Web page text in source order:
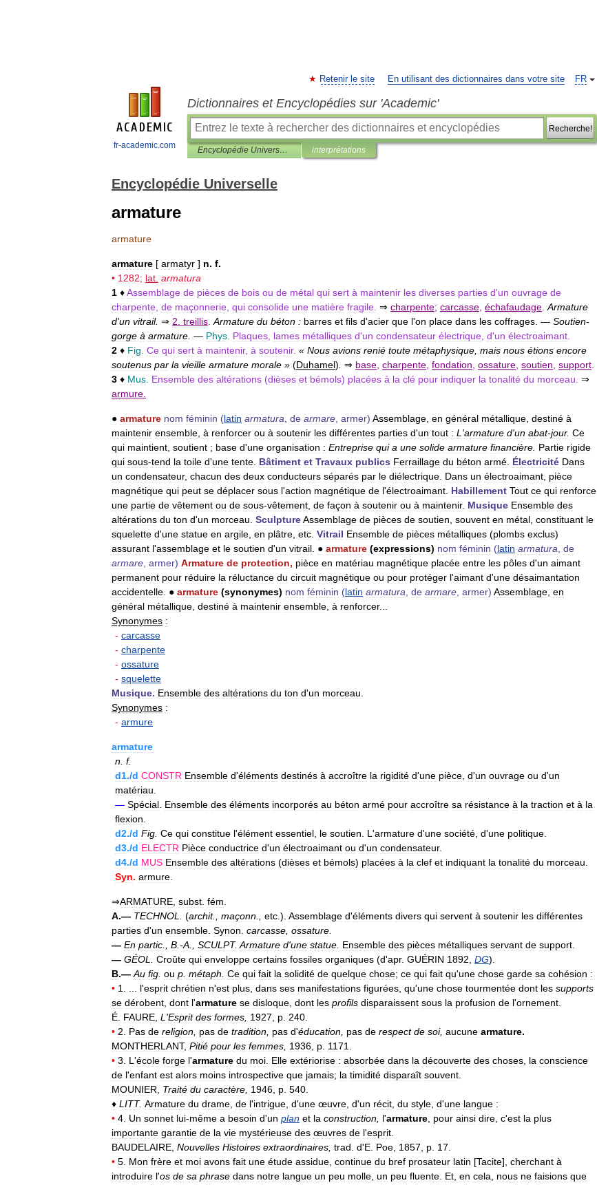
fr-academic.com
FR
Retenir le site En utilisant des dictionnaires dans votre site
Dictionnaires et Encyclopédies sur 'Academic'
Recherche!
Encyclopédie Universelle interprétations
Encyclopédie Universelle
armature
armature
armature [ armatyr ] n. f.
• 1282; lat armatura
1 ♦Assemblage de pièces de bois ou de métal qui sert à maintenir les diverses parties d'un ouvrage de
charpente de maçonnerie qui consolide une matière fragile ⇒ charpente; carcasse échafaudage Armature
d'un vitrail. ⇒ 2 treillis Armature du béton : barres et fils d'acier que l'on place dans les coffrages . — Soutien-
gorge à armature — Phys Plaques lames métalliques d'un condensateur électrique d'un électroaimant
2 ♦ Fig Ce qui sert à maintenir, à soutenir. « Nous avions renié toute métaphysique mais nous étions encore
soutenus par la vieille armature morale » (Duhamel) ⇒ base charpente fondation ossature soutien support
3 ♦ Mus Ensemble des altérations (dièses et bémols) placées à la clé pour indiquer la tonalité du morceau ⇒
armure
● armature nom féminin (latin armatura de armare armer) Assemblage en général métallique destiné à
maintenir ensemble à renforcer ou à soutenir les différentes parties d'un tout : L 'armature d'un abat-jour. Ce
qui maintient soutient ; base d'une organisation : Entreprise qui a une solide armature financière Partie rigide
qui sous-tend la toile d'une tente Bâtiment et Travaux publics Ferraillage du béton armé Électricité Dans
un condensateur, chacun des deux conducteurs séparés par le diélectrique Dans un électroaimant pièce
magnétique qui peut se déplacer sous l'action magnétique de l'électroaimant Habillement Tout ce qui renforce
une partie de vêtement ou de sous-vêtement de façon à soutenir ou à maintenir. Musique Ensemble des
altérations du ton d'un morceau SculptureAssemblage de pièces de soutien souvent en métal constituant le
squelette d'une statue en argile en plâtre etc Vitrail Ensemble de pièces métalliques (plombs exclus)
assurant l'assemblage et le soutien d'un vitrail ● armature (expressions) nom féminin (latin armatura de
armare armer) Armature de protection, pièce en matériau magnétique placée entre les pôles d'un aimant
permanent pour réduire la réluctance du circuit magnétique ou pour protéger l'aimant d'une désaimantation
accidentelle ● armature (synonymes) nom féminin (latin armatura de armare armer) Assemblage en
général métallique destiné à maintenir ensemble à renforcer...
Synonymes :
- carcasse
- charpente
- ossature
- squelette
Musique. Ensemble des altérations du ton d'un morceau
Synonymes :
- armure
armature
n f.
d1./d CONSTR Ensemble d'éléments destinés à accroître la rigidité d'une pièce d'un ouvrage ou d'un
matériau
— Spécial Ensemble des éléments incorporés au béton armé pour accroître sa résistance à la traction et à la
flexion
d2./d Fig Ce qui constitue l'élément essentiel le soutien L 'armature d'une société d'une politique
d3./d ELECTR Pièce conductrice d'un électroaimant ou d'un condensateur.
d4./d MUS Ensemble des altérations (dièses et bémols) placées à la clef et indiquant la tonalité du morceau
Syn. armure
⇒ARMATURE subst fém
A.— TECHNOL (archit., maçonn etc .). Assemblage d'éléments divers qui servent à soutenir les différentes
parties d'un ensemble Synon carcasse ossature
— En partic B .-A SCULPT. Armature d'une statue Ensemble des pièces métalliques servant de support
— GÉOL Croûte qui enveloppe certains fossiles organiques (d'apr. GUÉRIN 1892 DG).
B.— Au fig ou p métaph Ce qui fait la solidité de quelque chose; ce qui fait qu'une chose garde sa cohésion :
• 1 l'esprit chrétien n'est plus dans ses manifestations figurées qu'une chose tourmentée dont les supports
se dérobent dont l'armature se disloque dont les profils disparaissent sous la profusion de l'ornement
É FAURE L 'Esprit des formes 1927 p 240
• 2 Pas de religion pas de tradition pas d'éducation pas de respect de soi, aucune armature.
MONTHERLANT, Pitié pour les femmes 1936 p 1171
• 3 L 'école forge l'armature du moi Elle extériorise : absorbée dans la découverte des choses la conscience
de l'enfant est alors moins introspective que jamais; la timidité disparaît souvent
MOUNIER
Traité du caractère 1946 p 540
♦ LITT. Armature du drame de l'intrigue d'une œuvre d'un récit du style d'une langue :
• 4 Un sonnet lui-même a besoin d'un plan et la construction l'armature pour ainsi dire c'est la plus
importante garantie de la vie mystérieuse des œuvres de l'esprit
BAUDELAIRE Nouvelles Histoires extraordinaires trad d'E Poe 1857 p 17
• 5 Mon frère et moi avons fait une étude assidue continue du bref prosateur latin [Tacite], cherchant à
introduire l'os de sa phrase dans notre langue un peu molle un peu fluente Et en cela nous ne faisions que